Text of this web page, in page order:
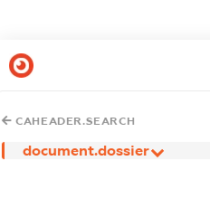
CAHEADER.SEARCH
document.dossier